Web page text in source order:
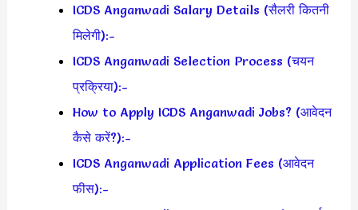
ICDS Anganwadi Salary Details (सैलरी कितनी
मिलेगी):-
ICDS Anganwadi Selection Process (चयन
प्रक्रिया):-
How to Apply ICDS Anganwadi Jobs? (आवेदन
कैसे करें?):-
ICDS Anganwadi Application Fees (आवेदन
फीस):-